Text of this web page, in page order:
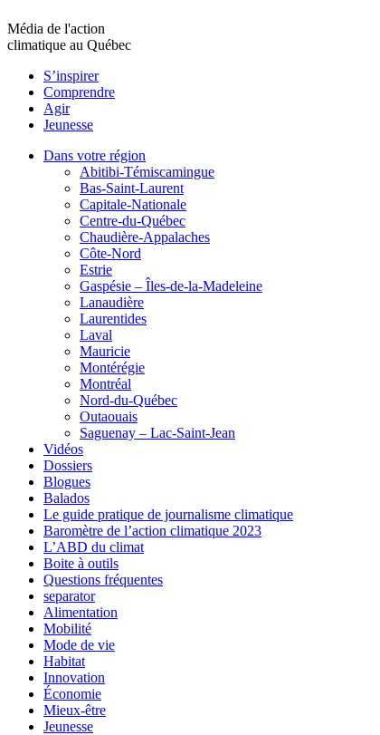
Média de l'action
climatique au Québec
S’inspirer
Comprendre
Agir
Jeunesse
Dans votre région
Abitibi-Témiscamingue
Bas-Saint-Laurent
Capitale-Nationale
Centre-du-Québec
Chaudière-Appalaches
Côte-Nord
Estrie
Gaspésie – Îles-de-la-Madeleine
Lanaudière
Laurentides
Laval
Mauricie
Montérégie
Montréal
Nord-du-Québec
Outaouais
Saguenay – Lac-Saint-Jean
Vidéos
Dossiers
Blogues
Balados
Le guide pratique de journalisme climatique
Baromètre de l’action climatique 2023
L’ABD du climat
Boite à outils
Questions fréquentes
separator
Alimentation
Mobilité
Mode de vie
Habitat
Innovation
Économie
Mieux-être
Jeunesse